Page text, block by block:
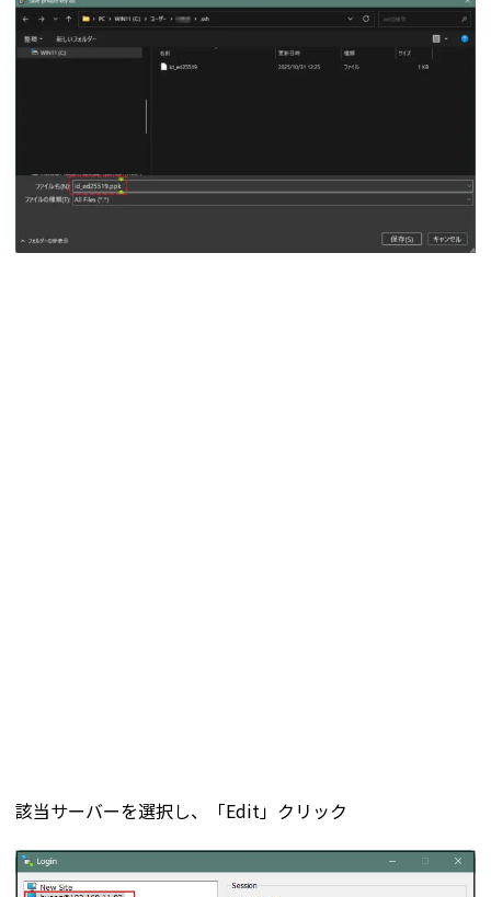
該当サーバーを選択し、「Edit」クリック